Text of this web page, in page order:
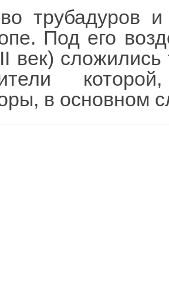
трубадуров
Под его
век)
в основном